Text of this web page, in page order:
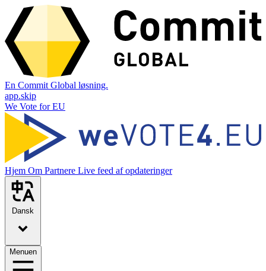
En Commit Global løsning.
app.skip
We Vote for EU
Hjem Om Partnere Live feed af opdateringer
Dansk
Menuen